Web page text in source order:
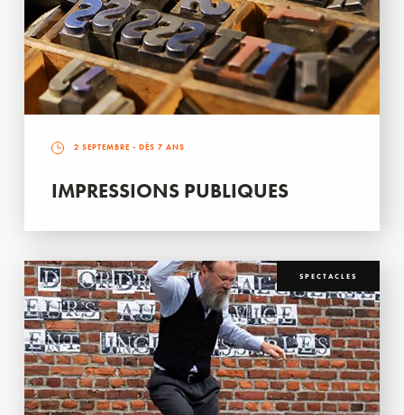
2 SEPTEMBRE - DÈS 7 ANS
IMPRESSIONS PUBLIQUES
SPECTACLES